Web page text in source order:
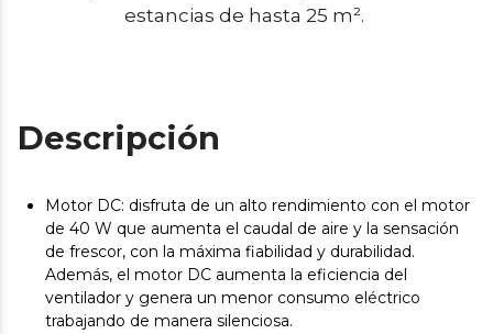
estancias de hasta 25 m².
Descripción
Motor DC: disfruta de un alto rendimiento con el motor
de 40 W que aumenta el caudal de aire y la sensación
de frescor, con la máxima fiabilidad y durabilidad.
Además, el motor DC aumenta la eficiencia del
ventilador y genera un menor consumo eléctrico
trabajando de manera silenciosa.